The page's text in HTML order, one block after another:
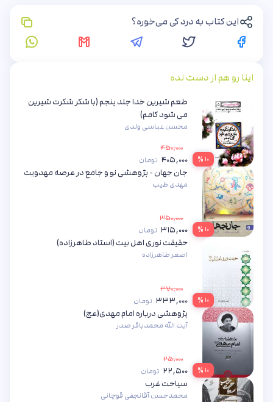
این کتاب به درد کی می‌خوره؟
اینا رو هم از دست نده
۱۰ %
طعم شیرین خدا جلد پنجم (با شکر شکرت شیرین
می شود کامم)
محسن عباسی ولدی
۴۵۰,۰۰۰
۴۰۵,۰۰۰ تومان
۱۰ %
جان جهان - پژوهشی نو و جامع در عرصه مهدویت
مهدی طیب
۳۵۰,۰۰۰
۳۱۵,۰۰۰ تومان
۱۰ %
حقیقت نوری اهل بیت (استاد طاهرزاده)
اصغر طاهرزاده
۳۷۰,۰۰۰
۳۳۳,۰۰۰ تومان
۱۰ %
پژوهشی درباره امام مهدی(عج)
آیت الله محمدباقر صدر
۲۵,۰۰۰
۲۲,۵۰۰ تومان
سیاحت غرب
محمدحسن آقانجفی قوچانی